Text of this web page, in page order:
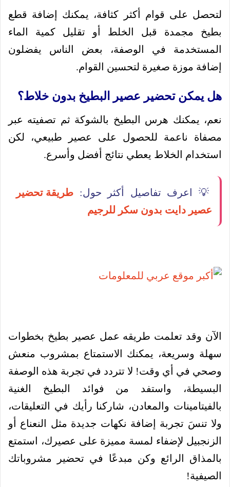
لتحصل على قوام أكثر كثافة، يمكنك إضافة قطع
بطيخ مجمدة قبل الخلط أو تقليل كمية الماء
المستخدمة في الوصفة، بعض الناس يفضلون
إضافة موزة صغيرة لتحسين القوام.
هل يمكن تحضير عصير البطيخ بدون خلاط؟
نعم، يمكنك هرس البطيخ بالشوكة ثم تصفيته عبر
مصفاة ناعمة للحصول على عصير طبيعي، لكن
استخدام الخلاط يعطي نتائج أفضل وأسرع.
💡 اعرف تفاصيل أكثر حول: طريقة تحضير
عصير دايت بدون سكر للرجيم
الآن وقد تعلمت طريقه عمل عصير بطيخ بخطوات
سهلة وسريعة، يمكنك الاستمتاع بمشروب منعش
وصحي في أي وقت! لا تتردد في تجربة هذه الوصفة
البسيطة، واستفد من فوائد البطيخ الغنية
بالفيتامينات والمعادن، شاركنا رأيك في التعليقات،
ولا تنسَ تجربة إضافة نكهات جديدة مثل النعناع أو
الزنجبيل لإضفاء لمسة مميزة على عصيرك، استمتع
بالمذاق الرائع وكن مبدعًا في تحضير مشروباتك
الصيفية!